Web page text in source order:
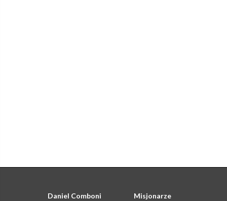
Daniel Comboni
Misjonarze